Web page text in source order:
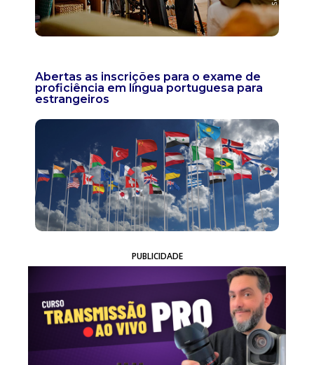
Abertas as inscrições para o exame de
proficiência em língua portuguesa para
estrangeiros
PUBLICIDADE